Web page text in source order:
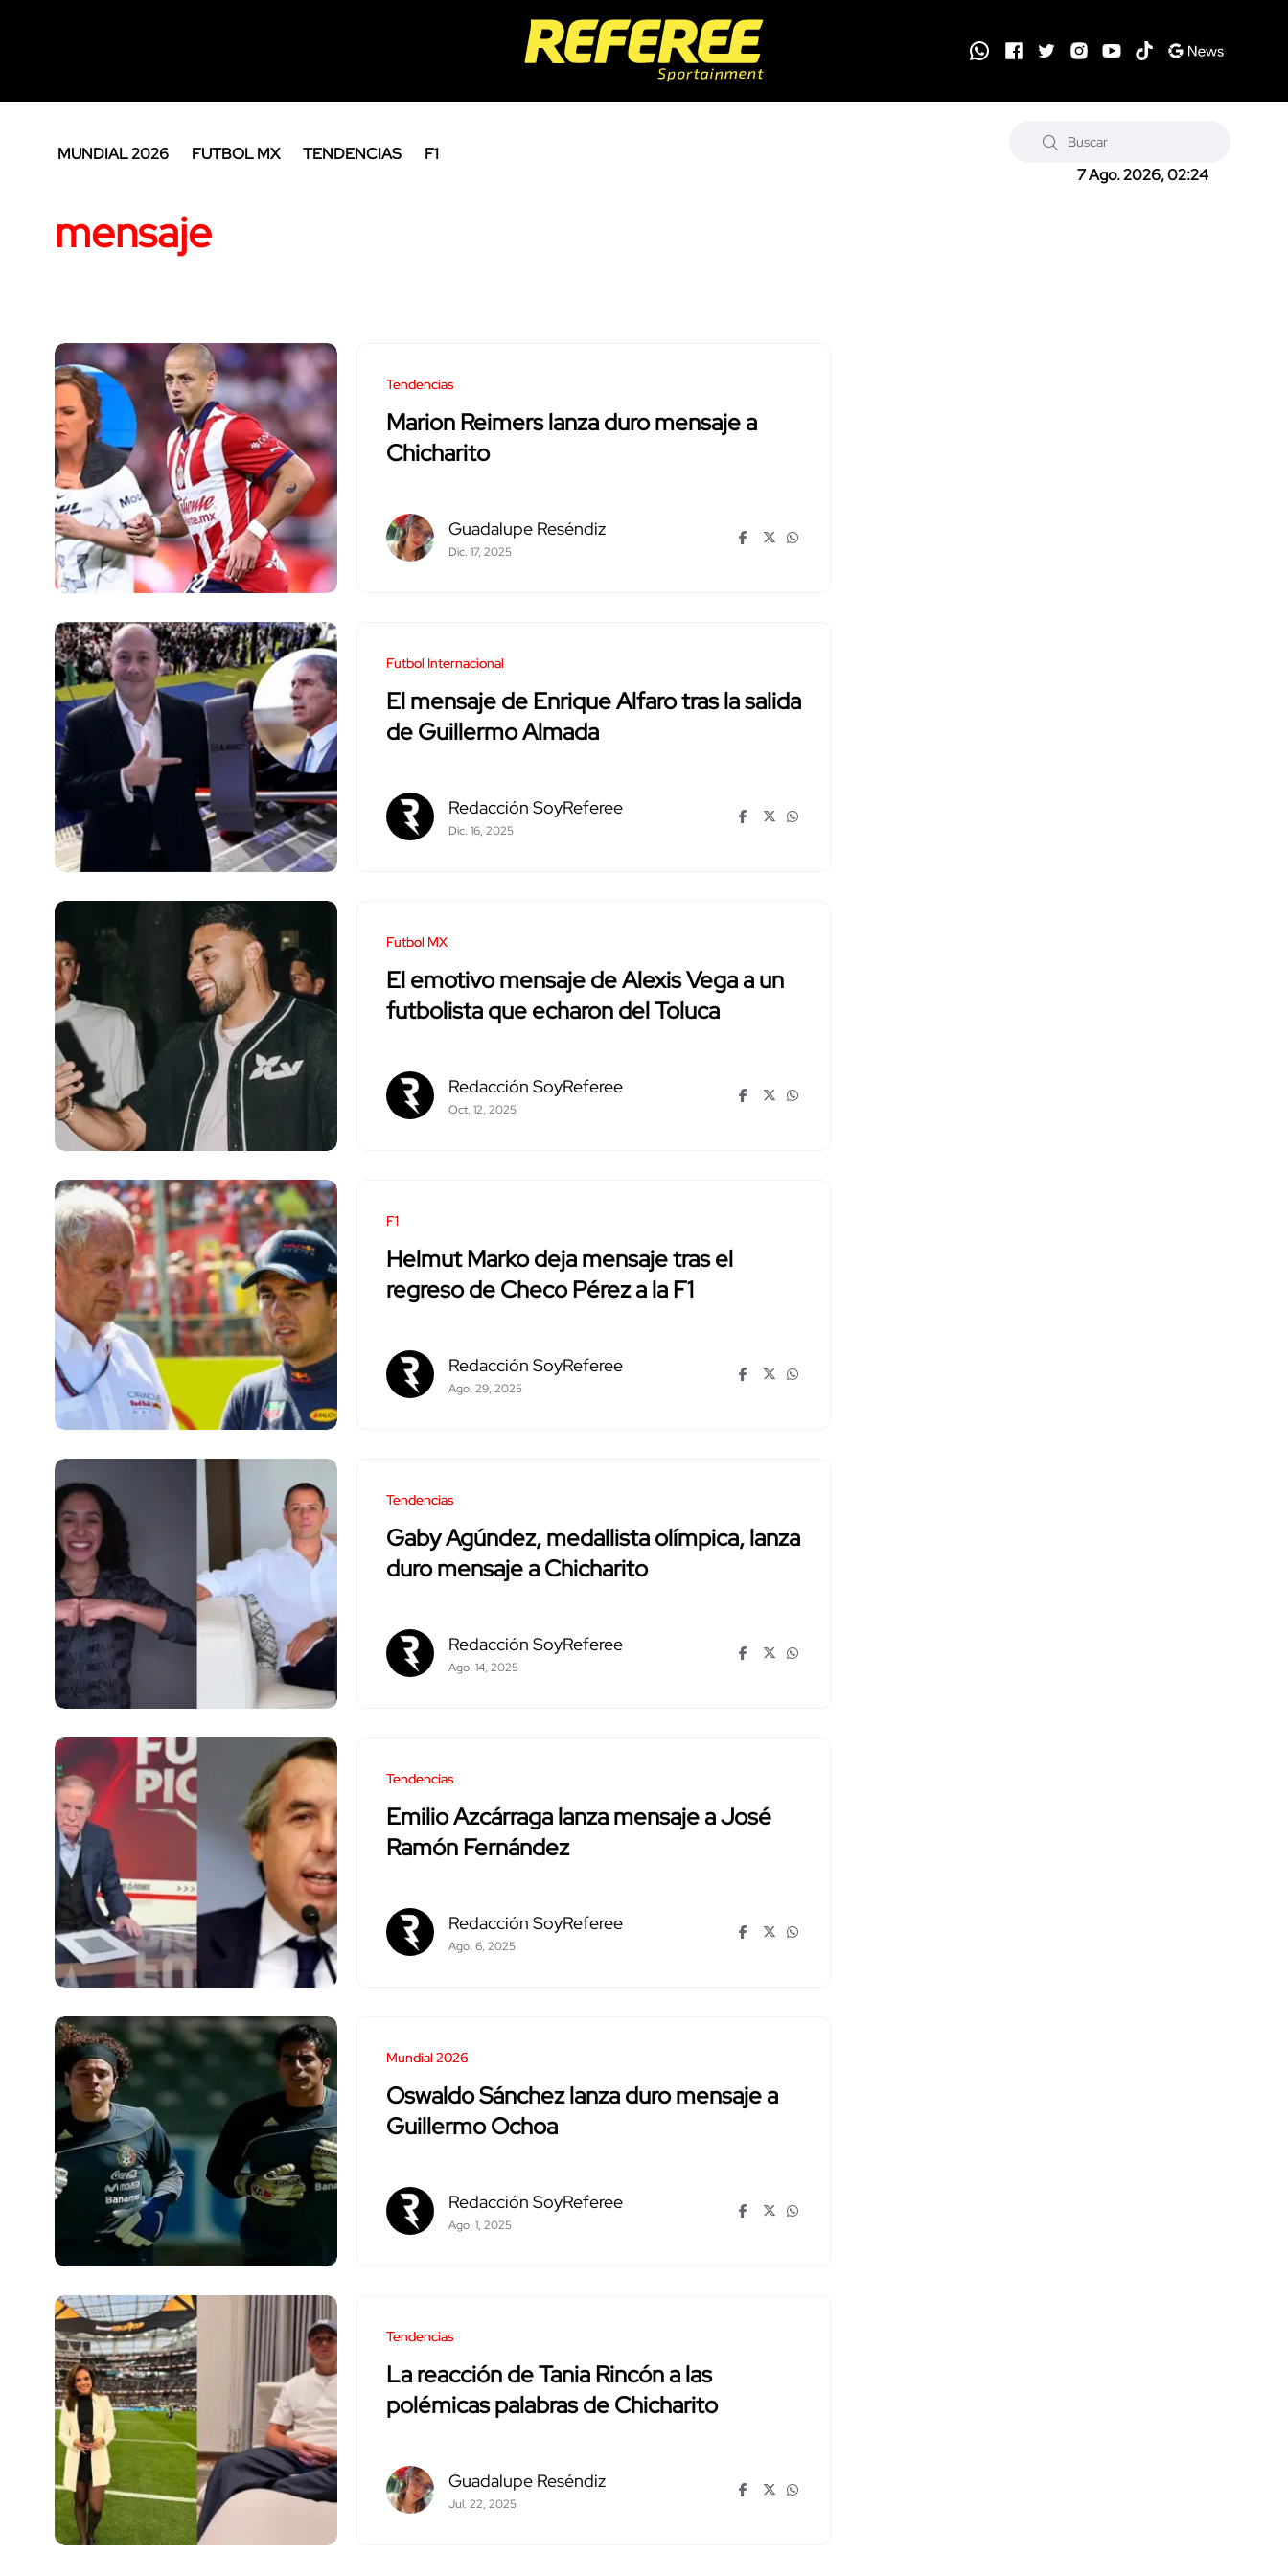
MUNDIAL 2026 FUTBOL MX TENDENCIAS
F1
7 Ago. 2026, 02:24
mensaje
Tendencias
Marion Reimers lanza duro mensaje a
Chicharito
Guadalupe Reséndiz
Dic. 17, 2025
Futbol Internacional
El mensaje de Enrique Alfaro tras la salida
de Guillermo Almada
Redacción SoyReferee
Dic. 16, 2025
Futbol MX
El emotivo mensaje de Alexis Vega a un
futbolista que echaron del Toluca
Redacción SoyReferee
Oct. 12, 2025
F1
Helmut Marko deja mensaje tras el
regreso de Checo Pérez a la F1
Redacción SoyReferee
Ago. 29, 2025
Tendencias
Gaby Agúndez, medallista olímpica, lanza
duro mensaje a Chicharito
Redacción SoyReferee
Ago. 14, 2025
Tendencias
Emilio Azcárraga lanza mensaje a José
Ramón Fernández
Redacción SoyReferee
Ago. 6, 2025
Mundial 2026
Oswaldo Sánchez lanza duro mensaje a
Guillermo Ochoa
Redacción SoyReferee
Ago. 1, 2025
Tendencias
La reacción de Tania Rincón a las
polémicas palabras de Chicharito
Guadalupe Reséndiz
Jul. 22, 2025